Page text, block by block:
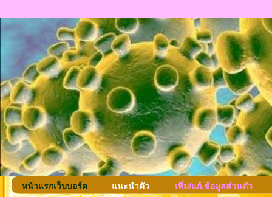
หน้าแรกเว็บบอร์ด แนะนำตัว เพิ่ม/แก้.ข้อมูลส่วนตัว